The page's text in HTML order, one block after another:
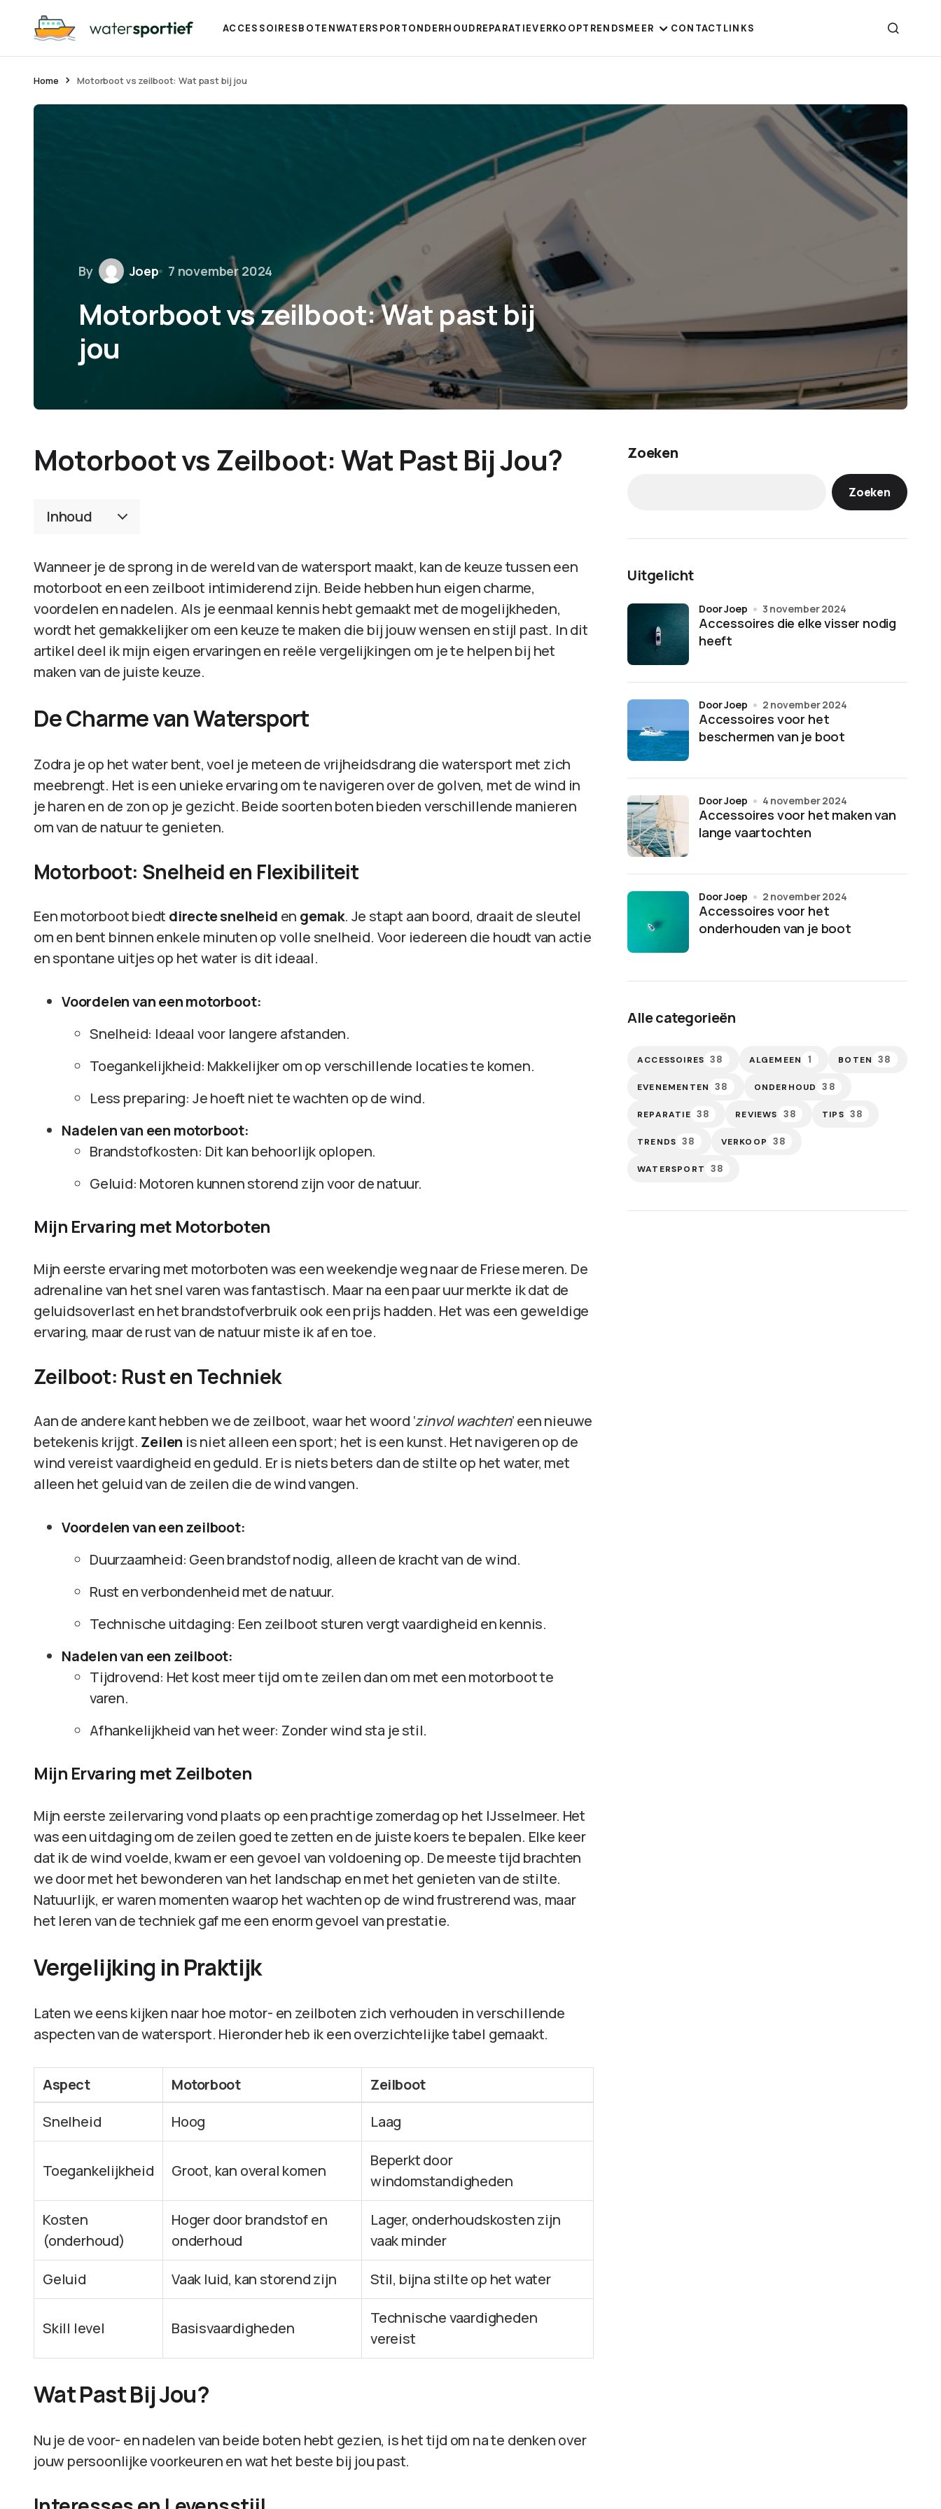
ACCESSOIRESBOTENWATERSPORTONDERHOUDREPARATIEVERKOOPTRENDSMEER CONTACT LINKS
Home Motorboot vs zeilboot: Wat past bij jou
By Joep 7 november 2024
Motorboot vs zeilboot: Wat past bij
jou
Motorboot vs Zeilboot: Wat Past Bij Jou?
Inhoud
Wanneer je de sprong in de wereld van de watersport maakt, kan de keuze tussen een
motorboot en een zeilboot intimiderend zijn. Beide hebben hun eigen charme,
voordelen en nadelen. Als je eenmaal kennis hebt gemaakt met de mogelijkheden,
wordt het gemakkelijker om een keuze te maken die bij jouw wensen en stijl past. In dit
artikel deel ik mijn eigen ervaringen en reële vergelijkingen om je te helpen bij het
maken van de juiste keuze.
De Charme van Watersport
Zodra je op het water bent, voel je meteen de vrijheidsdrang die watersport met zich
meebrengt. Het is een unieke ervaring om te navigeren over de golven, met de wind in
je haren en de zon op je gezicht. Beide soorten boten bieden verschillende manieren
om van de natuur te genieten.
Motorboot: Snelheid en Flexibiliteit
Een motorboot biedt directe snelheid en gemak. Je stapt aan boord, draait de sleutel
om en bent binnen enkele minuten op volle snelheid. Voor iedereen die houdt van actie
en spontane uitjes op het water is dit ideaal.
Voordelen van een motorboot:
Snelheid: Ideaal voor langere afstanden.
Toegankelijkheid: Makkelijker om op verschillende locaties te komen.
Less preparing: Je hoeft niet te wachten op de wind.
Nadelen van een motorboot:
Brandstofkosten: Dit kan behoorlijk oplopen.
Geluid: Motoren kunnen storend zijn voor de natuur.
Mijn Ervaring met Motorboten
Mijn eerste ervaring met motorboten was een weekendje weg naar de Friese meren. De
adrenaline van het snel varen was fantastisch. Maar na een paar uur merkte ik dat de
geluidsoverlast en het brandstofverbruik ook een prijs hadden. Het was een geweldige
ervaring, maar de rust van de natuur miste ik af en toe.
Zeilboot: Rust en Techniek
Aan de andere kant hebben we de zeilboot, waar het woord ‘zinvol wachten’ een nieuwe
betekenis krijgt. Zeilen is niet alleen een sport; het is een kunst. Het navigeren op de
wind vereist vaardigheid en geduld. Er is niets beters dan de stilte op het water, met
alleen het geluid van de zeilen die de wind vangen.
Voordelen van een zeilboot:
Duurzaamheid: Geen brandstof nodig, alleen de kracht van de wind.
Rust en verbondenheid met de natuur.
Technische uitdaging: Een zeilboot sturen vergt vaardigheid en kennis.
Nadelen van een zeilboot:
Tijdrovend: Het kost meer tijd om te zeilen dan om met een motorboot te
varen.
Afhankelijkheid van het weer: Zonder wind sta je stil.
Mijn Ervaring met Zeilboten
Mijn eerste zeilervaring vond plaats op een prachtige zomerdag op het IJsselmeer. Het
was een uitdaging om de zeilen goed te zetten en de juiste koers te bepalen. Elke keer
dat ik de wind voelde, kwam er een gevoel van voldoening op. De meeste tijd brachten
we door met het bewonderen van het landschap en met het genieten van de stilte.
Natuurlijk, er waren momenten waarop het wachten op de wind frustrerend was, maar
het leren van de techniek gaf me een enorm gevoel van prestatie.
Vergelijking in Praktijk
Laten we eens kijken naar hoe motor- en zeilboten zich verhouden in verschillende
aspecten van de watersport. Hieronder heb ik een overzichtelijke tabel gemaakt.
Aspect Motorboot
Zeilboot
Snelheid
Hoog Laag
Toegankelijkheid Groot, kan overal komen
Beperkt door
windomstandigheden
Kosten
(onderhoud)
Hoger door brandstof en
onderhoud
Lager, onderhoudskosten zijn
vaak minder
Geluid Vaak luid, kan storend zijn Stil, bijna stilte op het water
Skill level Basisvaardigheden
Technische vaardigheden
vereist
Wat Past Bij Jou?
Nu je de voor- en nadelen van beide boten hebt gezien, is het tijd om na te denken over
jouw persoonlijke voorkeuren en wat het beste bij jou past.
Zoeken
Zoeken
Uitgelicht
Accessoires die elke visser nodig
heeft
door Joep 3 november 2024
Accessoires voor het
beschermen van je boot
door Joep 2 november 2024
Accessoires voor het maken van
lange vaartochten
door Joep 4 november 2024
Accessoires voor het
onderhouden van je boot
door Joep 2 november 2024
Alle categorieën
ACCESSOIRES 38 ALGEMEEN 1 BOTEN 38
EVENEMENTEN 38 ONDERHOUD 38
REPARATIE 38 REVIEWS 38 TIPS 38
TRENDS 38 VERKOOP 38
WATERSPORT 38